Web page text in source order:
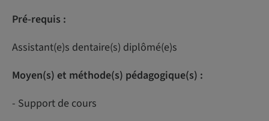
Pré-requis :
Assistant(e)s dentaire(s) diplômé(e)s
Moyen(s) et méthode(s) pédagogique(s) :
- Support de cours